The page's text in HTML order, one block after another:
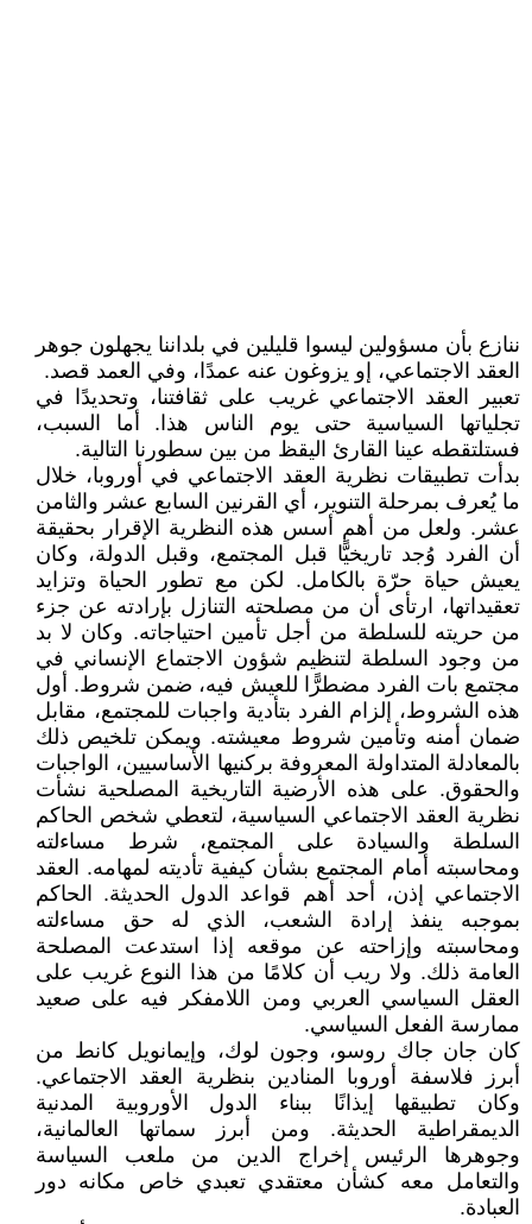
ننازع بأن مسؤولين ليسوا قليلين في بلداننا يجهلون جوهر
العقد الاجتماعي، إو يزوغون عنه عمدًا، وفي العمد قصد.
تعبير العقد الاجتماعي غريب على ثقافتنا، وتحديدًا في
تجلياتها السياسية حتى يوم الناس هذا. أما السبب،
فستلتقطه عينا القارئ اليقظ من بين سطورنا التالية.
بدأت تطبيقات نظرية العقد الاجتماعي في أوروبا، خلال
ما يُعرف بمرحلة التنوير، أي القرنين السابع عشر والثامن
عشر. ولعل من أهم أسس هذه النظرية الإقرار بحقيقة
أن الفرد وُجد تاريخيًّا قبل المجتمع، وقبل الدولة، وكان
يعيش حياة حرّة بالكامل. لكن مع تطور الحياة وتزايد
تعقيداتها، ارتأى أن من مصلحته التنازل بإرادته عن جزء
من حريته للسلطة من أجل تأمين احتياجاته. وكان لا بد
من وجود السلطة لتنظيم شؤون الاجتماع الإنساني في
مجتمع بات الفرد مضطرًّا للعيش فيه، ضمن شروط. أول
هذه الشروط، إلزام الفرد بتأدية واجبات للمجتمع، مقابل
ضمان أمنه وتأمين شروط معيشته. ويمكن تلخيص ذلك
بالمعادلة المتداولة المعروفة بركنيها الأساسيين، الواجبات
والحقوق. على هذه الأرضية التاريخية المصلحية نشأت
نظرية العقد الاجتماعي السياسية، لتعطي شخص الحاكم
السلطة والسيادة على المجتمع، شرط مساءلته
ومحاسبته أمام المجتمع بشأن كيفية تأديته لمهامه. العقد
الاجتماعي إذن، أحد أهم قواعد الدول الحديثة. الحاكم
بموجبه ينفذ إرادة الشعب، الذي له حق مساءلته
ومحاسبته وإزاحته عن موقعه إذا استدعت المصلحة
العامة ذلك. ولا ريب أن كلامًا من هذا النوع غريب على
العقل السياسي العربي ومن اللامفكر فيه على صعيد
ممارسة الفعل السياسي.
كان جان جاك روسو، وجون لوك، وإيمانويل كانط من
أبرز فلاسفة أوروبا المنادين بنظرية العقد الاجتماعي.
وكان تطبيقها إيذانًا ببناء الدول الأوروبية المدنية
الديمقراطية الحديثة. ومن أبرز سماتها العالمانية،
وجوهرها الرئيس إخراج الدين من ملعب السياسة
والتعامل معه كشأن معتقدي تعبدي خاص مكانه دور
العبادة.